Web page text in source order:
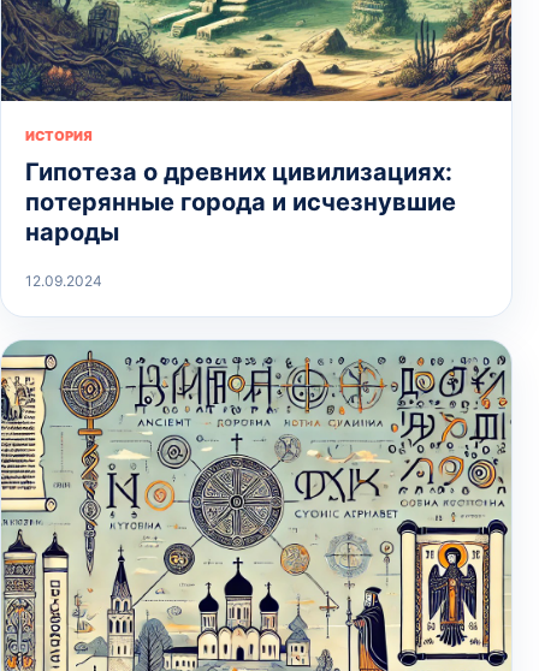
ИСТОРИЯ
Гипотеза о древних цивилизациях:
потерянные города и исчезнувшие
народы
12.09.2024